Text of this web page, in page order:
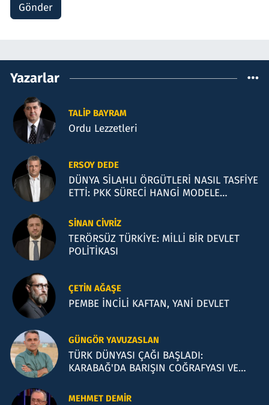
Gönder
Yazarlar
TALIP BAYRAM
Ordu Lezzetleri
ERSOY DEDE
DÜNYA SİLAHLI ÖRGÜTLERİ NASIL TASFİYE
ETTİ: PKK SÜRECİ HANGİ MODELE
SINAN CIVRIZ
TERÖRSÜZ TÜRKİYE: MİLLİ BİR DEVLET
POLİTİKASI
ÇETIN AĞAŞE
PEMBE İNCİLİ KAFTAN, YANİ DEVLET
GÜNGÖR YAVUZASLAN
TÜRK DÜNYASI ÇAĞI BAŞLADI:
KARABAĞ'DA BARIŞIN COĞRAFYASI VE
MEHMET DEMIR